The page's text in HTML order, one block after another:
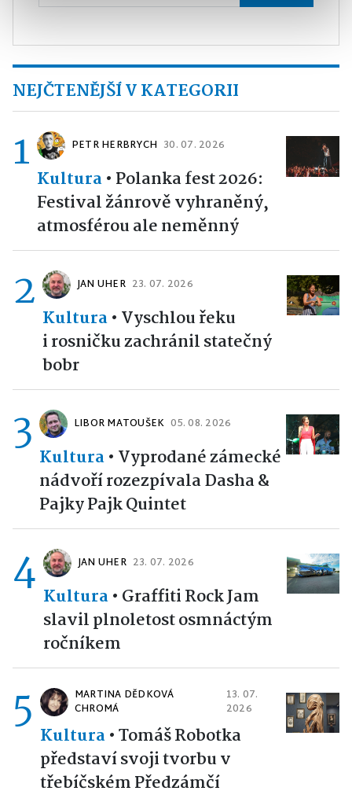
NEJČTENĚJŠÍ V KATEGORII
1 PETR HERBRYCH 30. 07. 2026
Kultura• Polanka fest 2026:
Festival žánrově vyhraněný,
atmosférou ale neměnný
2 JAN UHER 23. 07. 2026
Kultura• Vyschlou řeku
i rosničku zachránil statečný
bobr
3 LIBOR MATOUŠEK 05. 08. 2026
Kultura• Vyprodané zámecké
nádvoří rozezpívala Dasha &
Pajky Pajk Quintet
4 JAN UHER 23. 07. 2026
Kultura• Graffiti Rock Jam
slavil plnoletost osmnáctým
ročníkem
5
MARTINA DĚDKOVÁ
CHROMÁ
13. 07.
2026
Kultura•Tomáš Robotka
představí svoji tvorbu v
třebíčském Předzámčí